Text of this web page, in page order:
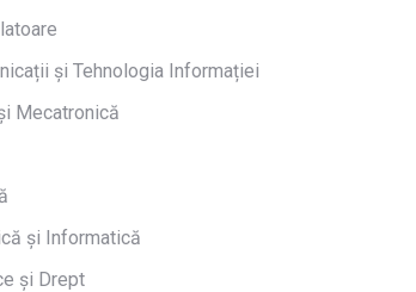
și Tehnologia Informației
Mecatronică
și Informatică
și Drept